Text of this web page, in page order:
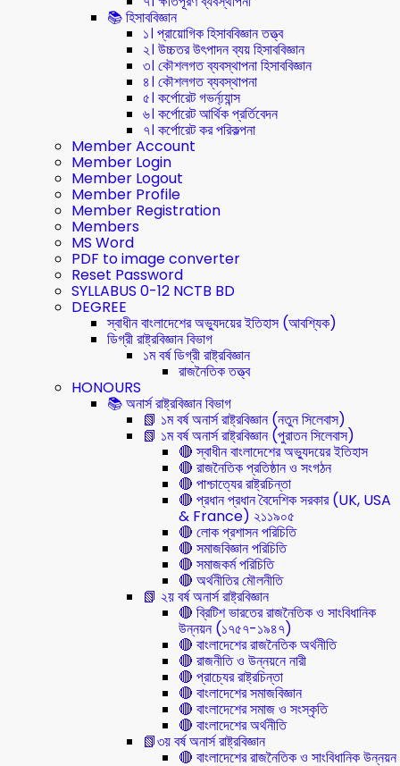
📚 হিসাববিজ্ঞান
১। প্রায়োগিক হিসাববিজ্ঞান তত্ত্ব
২। উচ্চতর উৎপাদন ব্যয় হিসাববিজ্ঞান
৩। কৌশলগত ব্যবস্থাপনা হিসাববিজ্ঞান
৪। কৌশলগত ব্যবস্থাপনা
৫। কর্পোরেট গভর্ন্য্যান্স
৬। কর্পোরেট আর্থিক প্রর্তিবেদন
৭। কর্পোরেট কর পরিকল্পনা
Member Account
Member Login
Member Logout
Member Profile
Member Registration
Members
MS Word
PDF to image converter
Reset Password
SYLLABUS 0-12 NCTB BD
DEGREE
স্বাধীন বাংলাদেশের অভ্যুদয়ের ইতিহাস (আবশ্যিক)
ডিগ্রী রাষ্ট্রবিজ্ঞান বিভাগ
১ম বর্ষ ডিগ্রী রাষ্ট্রবিজ্ঞান
রাজনৈতিক তত্ত্ব
HONOURS
📚 অনার্স রাষ্ট্রবিজ্ঞান বিভাগ
📗 ১ম বর্ষ অনার্স রাষ্ট্রবিজ্ঞান (নতুন সিলেবাস)
📗 ১ম বর্ষ অনার্স রাষ্ট্রবিজ্ঞান (পুরাতন সিলেবাস)
🔴 স্বাধীন বাংলাদেশের অভ্যুদয়ের ইতিহাস
🔴 রাজনৈতিক প্রতিষ্ঠান ও সংগঠন
🔴 পাশ্চাত্যের রাষ্ট্রচিন্তা
🔴 প্রধান প্রধান বৈদেশিক সরকার (UK, USA
& France) ২১১৯০৫
🔴 লোক প্রশাসন পরিচিতি
🔴 সমাজবিজ্ঞান পরিচিতি
🔴 সমাজকর্ম পরিচিতি
🔴 অর্থনীতির মৌলনীতি
📗 ২য় বর্ষ অনার্স রাষ্ট্রবিজ্ঞান
🔴 ব্রিটিশ ভারতের রাজনৈতিক ও সাংবিধানিক
উন্নয়ন (১৭৫৭-১৯৪৭)
🔴 বাংলাদেশের রাজনৈতিক অর্থনীতি
🔴 রাজনীতি ও উন্নয়নে নারী
🔴 প্রাচ্যের রাষ্ট্রচিন্তা
🔴 বাংলাদেশের সমাজবিজ্ঞান
🔴 বাংলাদেশের সমাজ ও সংস্কৃতি
🔴 বাংলাদেশের অর্থনীতি
📗৩য় বর্ষ অনার্স রাষ্ট্রবিজ্ঞান
🔴 বাংলাদেশের রাজনৈতিক ও সাংবিধানিক উন্নয়ন